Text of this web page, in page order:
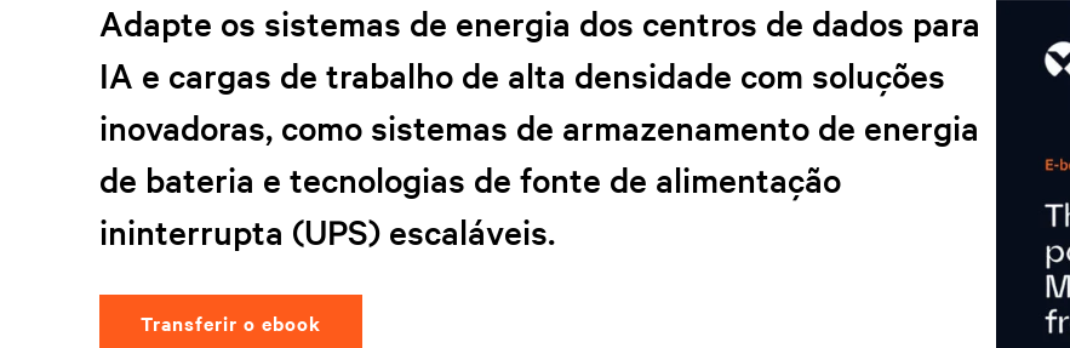
Adapte os sistemas de energia dos centros de dados para
IA e cargas de trabalho de alta densidade com soluções
inovadoras, como sistemas de armazenamento de energia
de bateria e tecnologias de fonte de alimentação
ininterrupta (UPS) escaláveis.
Transferir o ebook